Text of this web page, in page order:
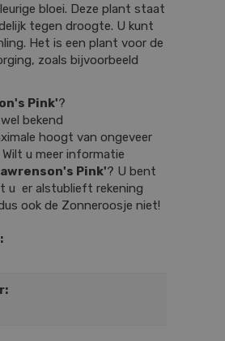
bloei. Deze plant staat
tegen droogte. U kunt
Het is een plant voor de
zoals bijvoorbeeld
Pink'?
bekend
hoogt van ongeveer
u meer informatie
Pink'? U bent
u er alstublieft rekening
ook de Zonneroosje niet!